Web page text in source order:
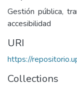
Gestión pública,
accesibilidad
URI
https://
Collections